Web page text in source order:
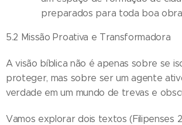
preparados para toda boa
5.2 Missão Proativa e Transformadora
A visão bíblica não é apenas sobre se
proteger, mas sobre ser um agente
verdade em um mundo de trevas e
Vamos explorar dois textos (Filipenses